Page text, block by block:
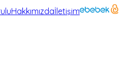
Hakkımızdaİletişim